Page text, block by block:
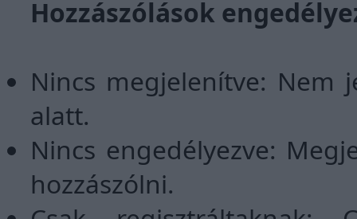
Hozzászólások
Nincs megjelenítve: Nem
alatt.
Nincs engedélyezve:
hozzászólni.